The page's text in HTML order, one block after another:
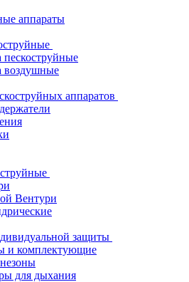
аппараты
пескоструйные
воздушные
аппаратов
Вентури
защиты
и комплектующие
для дыхания